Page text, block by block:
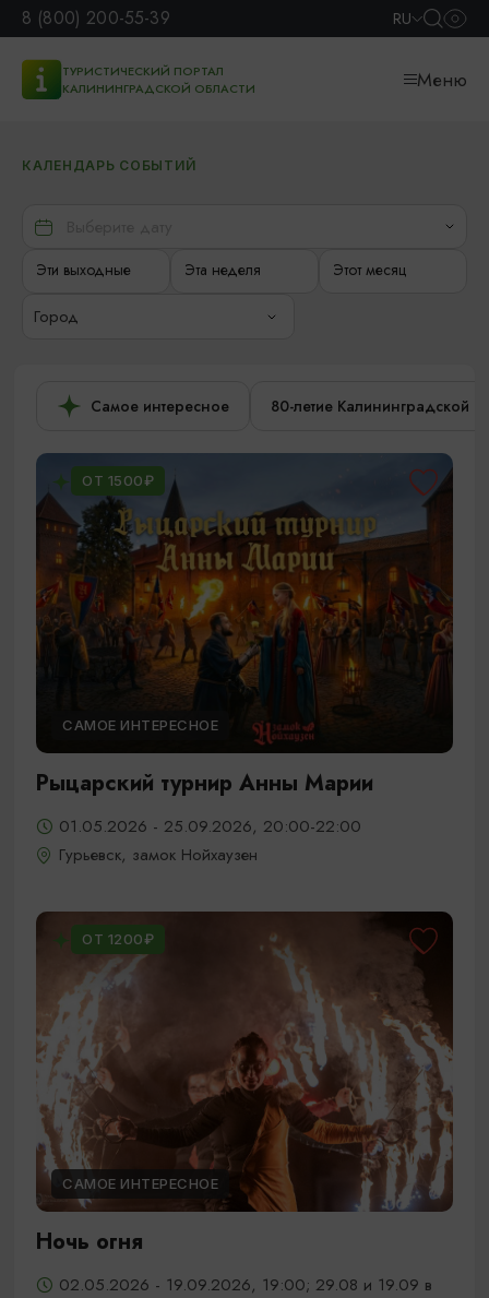
8 (800) 200-55-39 RU
ТУРИСТИЧЕСКИЙ ПОРТАЛ
КАЛИНИНГРАДСКОЙ ОБЛАСТИ
Меню
КАЛЕНДАРЬ СОБЫТИЙ
Эти выходные Эта неделя Этот месяц
Город
Самое интересное 80-летие Калининградской
ОТ 1500₽
САМОЕ ИНТЕРЕСНОЕ
Рыцарский турнир Анны Марии
01.05.2026 - 25.09.2026, 20:00-22:00
Гурьевск, замок Нойхаузен
ОТ 1200₽
САМОЕ ИНТЕРЕСНОЕ
Ночь огня
02.05.2026 - 19.09.2026, 19:00; 29.08 и 19.09 в